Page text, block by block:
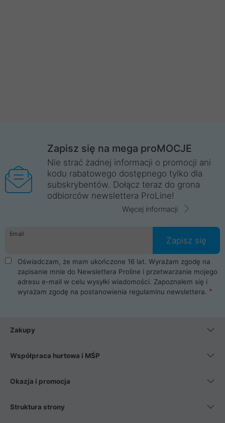
Zapisz się na mega proMOCJE
Nie strać żadnej informacji o promocji ani
kodu rabatowego dostępnego tylko dla
subskrybentów. Dołącz teraz do grona
odbiorców newslettera ProLine!
Więcej informacji
Email
Zapisz się
Oświadczam, że mam ukończone 16 lat. Wyrażam zgodę na
zapisanie mnie do Newslettera Proline i przetwarzanie mojego
adresu e-mail w celu wysyłki wiadomości. Zapoznałem się i
wyrażam zgodę na postanowienia regulaminu newslettera.
Zakupy
Współpraca hurtowa i MŚP
Okazja i promocja
Struktura strony